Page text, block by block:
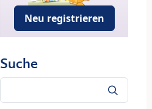
Neu registrieren
Suche